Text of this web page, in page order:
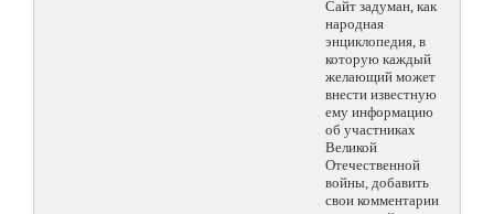
Сайт задуман, как
народная
энциклопедия, в
которую каждый
желающий может
внести известную
ему информацию
об участниках
Великой
Отечественной
войны, добавить
свои комментарии